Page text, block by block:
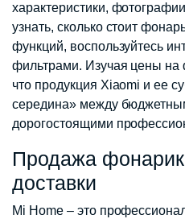
характеристики,
узнать, сколько стоит
функций, воспользуйтесь
фильтрами. Изучая цены на
что продукция Xiaomi и ее
середина» между
дорогостоящими
Продажа
доставки
Mi Home – это